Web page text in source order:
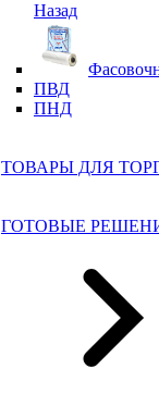
Назад
ПВД
ПНД
ТОВАРЫ ДЛЯ
ГОТОВЫЕ